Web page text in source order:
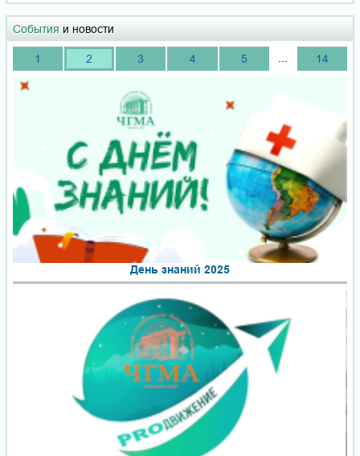
События и новости
1 2 3 4 5 14
День знаний 2025